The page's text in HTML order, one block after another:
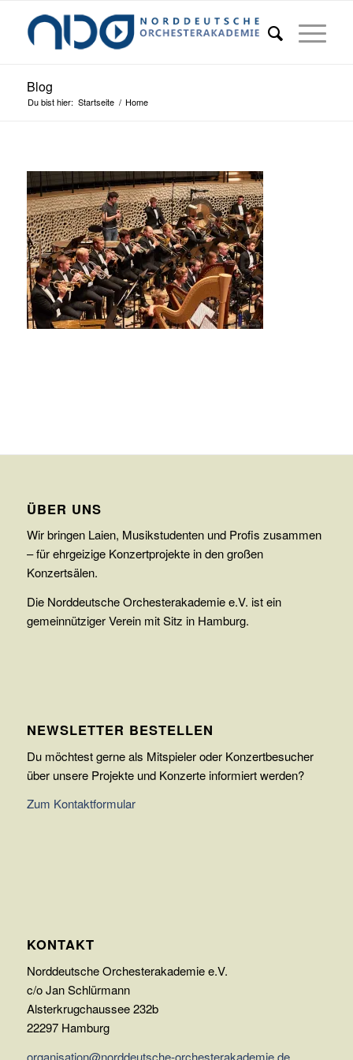
Blog
Du bist hier: Startseite / Home
ÜBER UNS
Wir bringen Laien, Musikstudenten und Profis zusammen
– für ehrgeizige Konzertprojekte in den großen
Konzertsälen.
Die Norddeutsche Orchesterakademie e.V. ist ein
gemeinnütziger Verein mit Sitz in Hamburg.
NEWSLETTER BESTELLEN
Du möchtest gerne als Mitspieler oder Konzertbesucher
über unsere Projekte und Konzerte informiert werden?
Zum Kontaktformular
KONTAKT
Norddeutsche Orchesterakademie e.V.
c/o Jan Schlürmann
Alsterkrugchaussee 232b
22297 Hamburg
organisation@norddeutsche-orchesterakademie.de